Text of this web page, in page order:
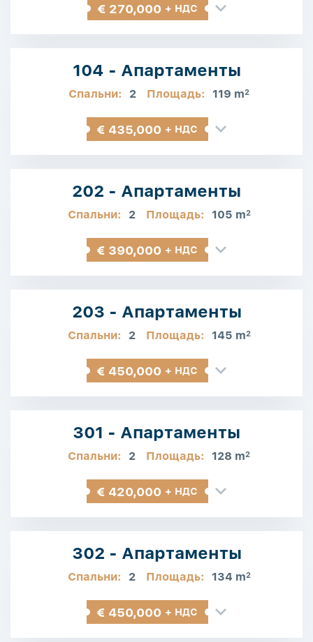
€ 270,000 + НДС
104 - Апартаменты
Спальни: 2 Площадь: 119 m2
€ 435,000 + НДС
202 - Апартаменты
Спальни: 2 Площадь: 105 m2
€ 390,000 + НДС
203 - Апартаменты
Спальни: 2 Площадь: 145 m2
€ 450,000 + НДС
301 - Апартаменты
Спальни: 2 Площадь: 128 m2
€ 420,000 + НДС
302 - Апартаменты
Спальни: 2 Площадь: 134 m2
€ 450,000 + НДС